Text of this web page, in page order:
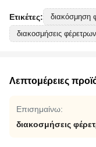
Ετικέτες: διακόσμηση
διακοσμήσεις φέρετρων
Λεπτομέρειες
Επισημαίνω:
διακοσμήσεις